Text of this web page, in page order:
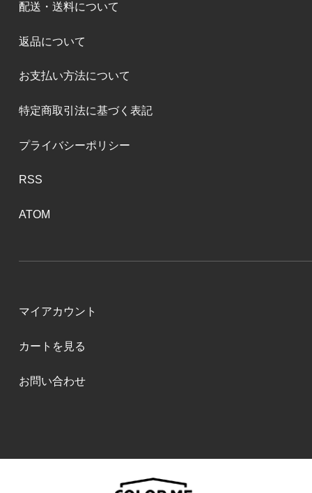
配送・送料について
返品について
お支払い方法について
特定商取引法に基づく表記
プライバシーポリシー
RSS
ATOM
マイアカウント
カートを見る
お問い合わせ